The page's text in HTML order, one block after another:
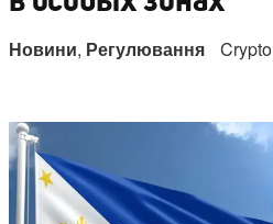
Новини, Регулювання Crypto